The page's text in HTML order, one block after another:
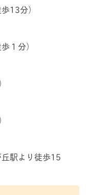
13分）
１分）
駅より徒歩15